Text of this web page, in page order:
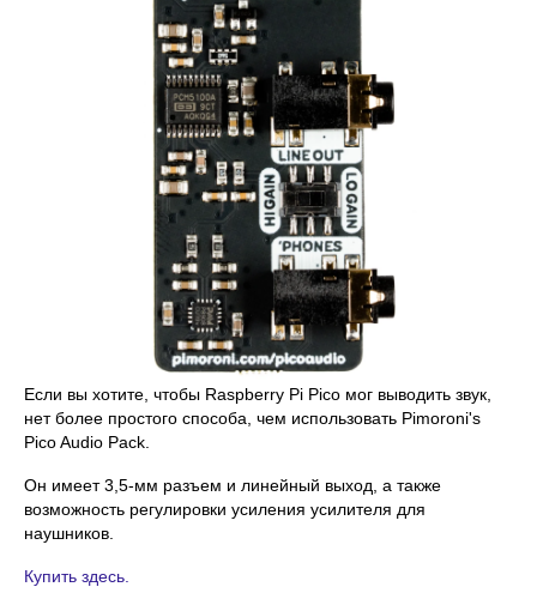
Если вы хотите, чтобы Raspberry Pi Pico мог выводить звук,
нет более простого способа, чем использовать Pimoroni's
Pico Audio Pack.
Он имеет 3,5-мм разъем и линейный выход, а также
возможность регулировки усиления усилителя для
наушников.
Купить здесь.